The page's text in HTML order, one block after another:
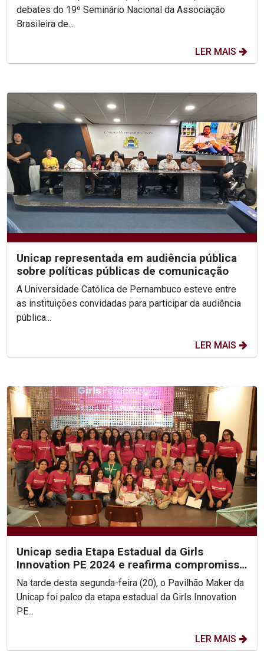
debates do 19º Seminário Nacional da Associação
Brasileira de...
LER MAIS
Unicap representada em audiência pública
sobre políticas públicas de comunicação
A Universidade Católica de Pernambuco esteve entre
as instituições convidadas para participar da audiência
pública...
LER MAIS
Unicap sedia Etapa Estadual da Girls
Innovation PE 2024 e reafirma compromisso
com educação...
Na tarde desta segunda-feira (20), o Pavilhão Maker da
Unicap foi palco da etapa estadual da Girls Innovation
PE...
LER MAIS